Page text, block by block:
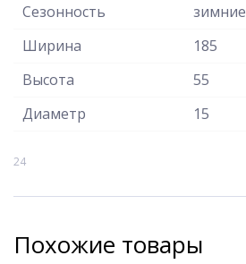
Сезонность
зимние
Ширина
185
Высота
55
Диаметр
15
24
Похожие товары